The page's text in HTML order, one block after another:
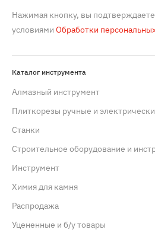
Нажимая кнопку, вы
условиями Обработки
Каталог инструмента
Алмазный инструмент
Плиткорезы ручные и
Станки
Строительное оборудование и
Инструмент
Химия для камня
Распродажа
Уцененные и б/у товары